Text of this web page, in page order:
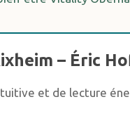
– Éric
et de lecture